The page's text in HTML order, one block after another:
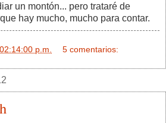
un montón... pero trataré de
hay mucho, mucho para contar.
p.m. 5 comentarios: